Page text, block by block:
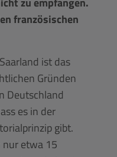
französischen
ist das
Gründen
Deutschland
es in der
gibt.
nur etwa 15